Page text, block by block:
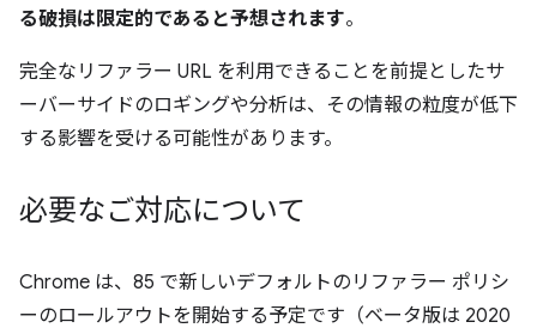
る破損は限定的であると予想されます。
完全なリファラー URL を利用できることを前提としたサ
ーバーサイドのロギングや分析は、その情報の粒度が低下
する影響を受ける可能性があります。
必要なご対応について
Chrome は、85 で新しいデフォルトのリファラー ポリシ
ーのロールアウトを開始する予定です（ベータ版は 2020